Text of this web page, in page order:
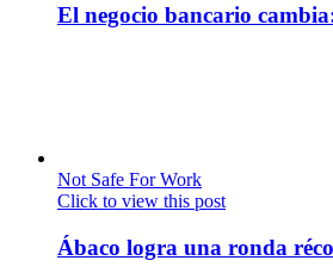
El negocio bancario
Not Safe For Work
Click to view this post
Ábaco logra una ronda